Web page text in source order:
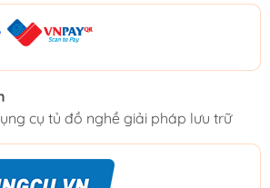
cụ tủ đồ nghề giải pháp lưu trữ